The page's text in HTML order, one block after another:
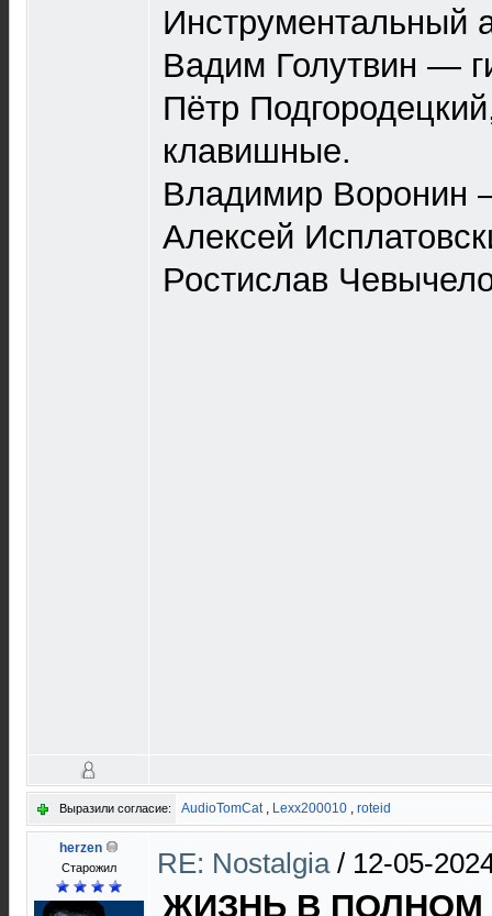
Инструментальный
Вадим Голутвин —
Пётр
клавишные.
Владимир Воронин
Алексей
Ростислав
Выразили согласие: AudioTomCat, Lexx200010 , roteid
herzen
Старожил RE: Nostalgia / 12-05-
ЖИЗНЬ В ПОЛНОМ